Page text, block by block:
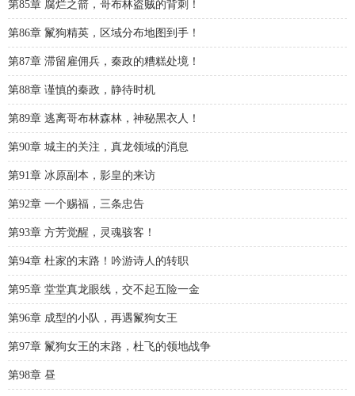
第85章 腐烂之箭，哥布林盗贼的背刺！
第86章 鬣狗精英，区域分布地图到手！
第87章 滞留雇佣兵，秦政的糟糕处境！
第88章 谨慎的秦政，静待时机
第89章 逃离哥布林森林，神秘黑衣人！
第90章 城主的关注，真龙领域的消息
第91章 冰原副本，影皇的来访
第92章 一个赐福，三条忠告
第93章 方芳觉醒，灵魂骇客！
第94章 杜家的末路！吟游诗人的转职
第95章 堂堂真龙眼线，交不起五险一金
第96章 成型的小队，再遇鬣狗女王
第97章 鬣狗女王的末路，杜飞的领地战争
第98章 昼